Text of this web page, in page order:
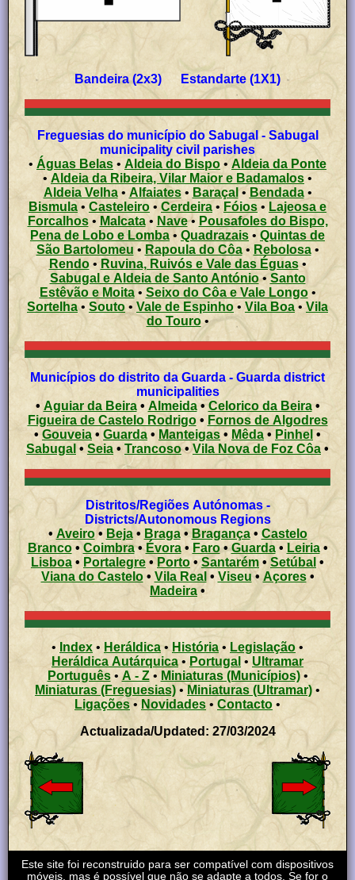
Bandeira (2x3) Estandarte (1X1)
Freguesias do município do Sabugal - Sabugal
municipality civil parishes
• Águas Belas • Aldeia do Bispo •Aldeia da Ponte
• Aldeia da Ribeira, Vilar Maior e Badamalos•
Aldeia Velha • Alfaiates• Baraçal • Bendada•
Bismula • Casteleiro • Cerdeira• Fóios • Lajeosa e
Forcalhos • Malcata• Nave• Pousafoles do Bispo,
Pena de Lobo e Lomba • Quadrazais • Quintas de
São Bartolomeu • Rapoula do Côa• Rebolosa•
Rendo• Ruvina, Ruivós e Vale das Éguas•
Sabugal e Aldeia de Santo António• Santo
Estêvão e Moita• Seixo do Côa e Vale Longo•
Sortelha• Souto• Vale de Espinho •Vila Boa •Vila
do Touro•
Municípios do distrito da Guarda - Guarda district
municipalities
• Aguiar da Beira• Almeida•Celorico da Beira•
Figueira de Castelo Rodrigo• Fornos de Algodres
• Gouveia • Guarda • Manteigas • Mêda • Pinhel•
Sabugal • Seia • Trancoso•Vila Nova de Foz Côa •
Distritos/Regiões Autónomas -
Districts/Autonomous Regions
• Aveiro• Beja• Braga• Bragança• Castelo
Branco•Coimbra•Évora•Faro•Guarda• Leiria•
Lisboa • Portalegre • Porto•Santarém • Setúbal •
Viana do Castelo• Vila Real • Viseu•Açores •
Madeira •
• Index • Heráldica•História • Legislação •
Heráldica Autárquica•Portugal • Ultramar
Português• A - Z• Miniaturas (Municípios)•
Miniaturas (Freguesias) •Miniaturas (Ultramar) •
Ligações • Novidades • Contacto •
Actualizada/Updated: 27/03/2024
Este site foi reconstruido para ser compatível com dispositivos
móveis, mas é possível que não se adapte a todos. Se for o